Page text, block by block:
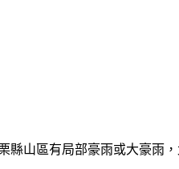
山區有局部豪雨或大豪雨